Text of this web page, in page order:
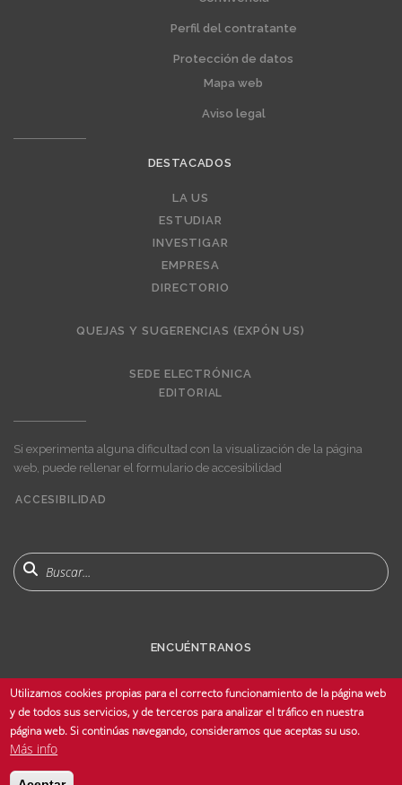
Perfil del contratante
Protección de datos
Mapa web
Aviso legal
DESTACADOS
LA US
ESTUDIAR
INVESTIGAR
EMPRESA
DIRECTORIO
QUEJAS Y SUGERENCIAS (EXPÓN US)
SEDE ELECTRÓNICA
EDITORIAL
Si experimenta alguna dificultad con la visualización de la página
web, puede rellenar el formulario de accesibilidad
menu
ACCESIBILIDAD
Buscar
ENCUÉNTRANOS
© Copyright 2025 Universidad de Sevilla - Todos los derechos reservados -
Utilizamos cookies propias para el correcto funcionamiento de la página web
y de todos sus servicios, y de terceros para analizar el tráfico en nuestra
página web. Si continúas navegando, consideramos que aceptas su uso.
Más info